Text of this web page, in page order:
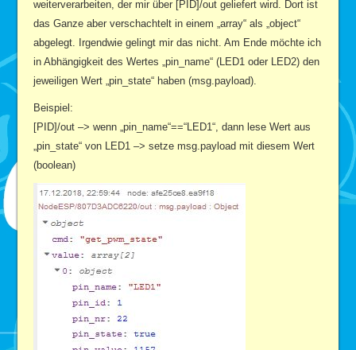
weiterverarbeiten, der mir über [PID]/out geliefert wird. Dort ist
das Ganze aber verschachtelt in einem „array“ als „object“
abgelegt. Irgendwie gelingt mir das nicht. Am Ende möchte ich
in Abhängigkeit des Wertes „pin_name“ (LED1 oder LED2) den
jeweiligen Wert „pin_state“ haben (msg.payload).
Beispiel:
[PID]/out –> wenn „pin_name“==“LED1“, dann lese Wert aus
„pin_state“ von LED1 –> setze msg.payload mit diesem Wert
(boolean)